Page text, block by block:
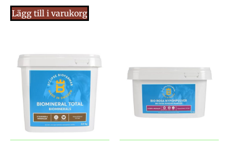
Lägg till i varukorg